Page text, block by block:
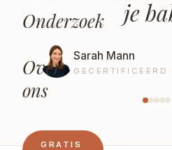
Onderzoek
Over
ons
GRATIS
je
Sarah Mann
GECERTIFICEERD